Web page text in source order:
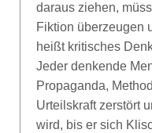
daraus ziehen,
Fiktion überzeugen
heißt kritisches
Jeder denkende
Propaganda,
Urteilskraft zerstört
wird, bis er sich